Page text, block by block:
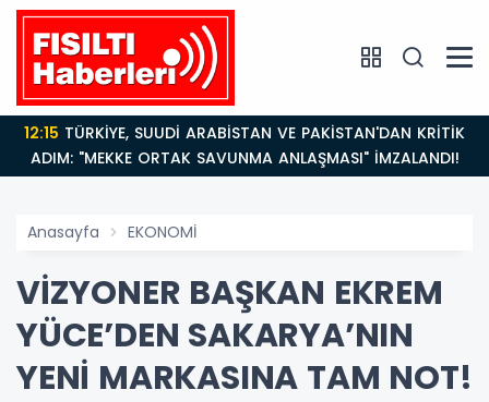
12:15
ADIM: "MEKKE ORTAK SAVUNMA ANLAŞMASI" İMZALANDI!
Anasayfa EKONOMİ
VİZYONER BAŞKAN EKREM
YÜCE’DEN SAKARYA’NIN
YENİ MARKASINA TAM NOT!